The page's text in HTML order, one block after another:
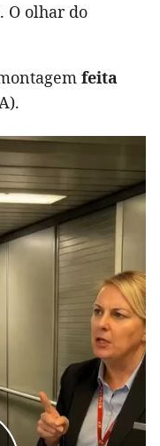
O olhar do
feita